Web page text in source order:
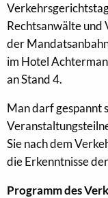
Rechtsanwälte und
der
im Hotel
an Stand 4.
Man darf gespannt
Sie nach dem
die Erkenntnisse
Programm des